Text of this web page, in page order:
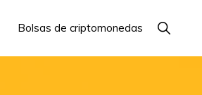
Bolsas de criptomonedas Mostrar